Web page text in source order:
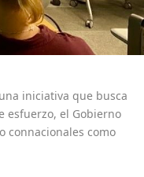
iniciativa que busca
esfuerzo, el Gobierno
connacionales como